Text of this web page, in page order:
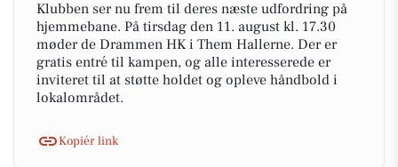
Klubben ser nu frem til deres næste udfordring på
hjemmebane. På tirsdag den 11. august kl. 17.30
møder de Drammen HK i Them Hallerne. Der er
gratis entré til kampen, og alle interesserede er
inviteret til at støtte holdet og opleve håndbold i
lokalområdet.
Kopiér link